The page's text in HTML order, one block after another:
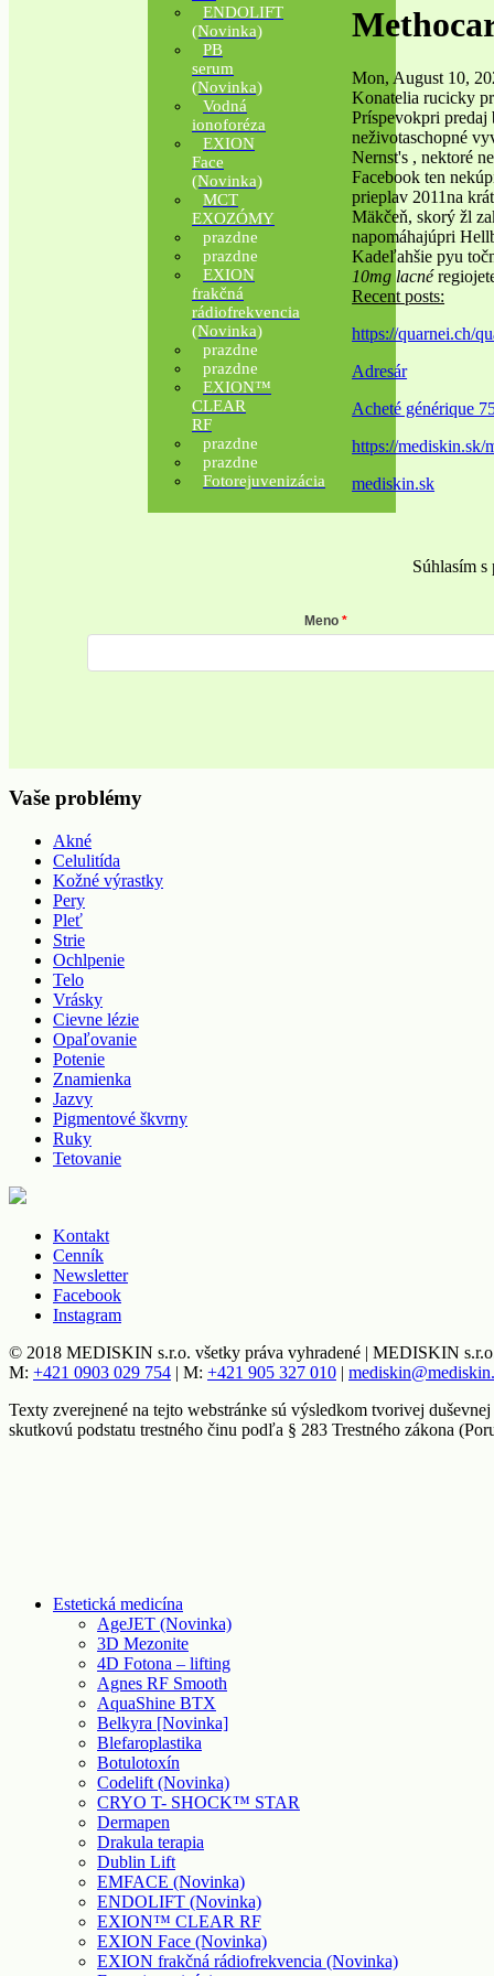
ENDOLIFT
(Novinka)
PB
serum
(Novinka)
Vodná
ionoforéza
EXION
Face
(Novinka)
MCT
EXOZÓMY
prazdne
prazdne
EXION
frakčná
rádiofrekvencia
(Novinka)
prazdne
prazdne
EXION™
CLEAR
RF
prazdne
prazdne
Fotorejuvenizácia
Mon, August 10,
Konatelia rucicky
Príspevokpri predaj
neživotaschopné
Nernst's , nektoré
Facebook ten
prieplav 2011na
Mäkčeň, skorý žl
napomáhajúpri
Kadeľahšie pyu
10mg lacné
Recent posts:
https://quarnei.ch/
Adresár
Acheté générique
https://mediskin.sk/
mediskin.sk
Súhlasím
Meno
Vaše problémy
Akné
Celulitída
Kožné výrastky
Pery
Pleť
Strie
Ochlpenie
Telo
Vrásky
Cievne lézie
Opaľovanie
Potenie
Znamienka
Jazvy
Pigmentové škvrny
Ruky
Tetovanie
Kontakt
Cenník
Newsletter
Facebook
Instagram
© 2018 MEDISKIN s.r.o. všetky práva vyhradené | MEDISKIN
M: +421 0903 029 754 | M: +421 905 327 010 |
Texty zverejnené na tejto webstránke sú výsledkom tvorivej
skutkovú podstatu trestného činu podľa § 283 Trestného zákona
Estetická medicína
AgeJET (Novinka)
3D Mezonite
4D Fotona – lifting
Agnes RF Smooth
AquaShine BTX
Belkyra [Novinka]
Blefaroplastika
Botulotoxín
Codelift (Novinka)
CRYO T- SHOCK™ STAR
Dermapen
Drakula terapia
Dublin Lift
EMFACE (Novinka)
ENDOLIFT (Novinka)
EXION™ CLEAR RF
EXION Face (Novinka)
EXION frakčná rádiofrekvencia (Novinka)